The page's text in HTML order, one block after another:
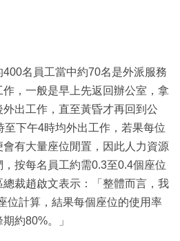
名員工當中約70名是外派服務
，一般是早上先返回辦公室，拿
出工作，直至黃昏才再回到公
下午4時均外出工作，若果每位
有大量座位閒置，因此人力資源
按每名員工約需0.3至0.4個座位
裁趙啟文表示：「整體而言，我
位計算，結果每個座位的使用率
約80%。」